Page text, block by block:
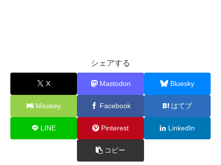
シェアする
X Mastodon Bluesky
Misskey Facebook はてブ
LINE Pinterest LinkedIn
コピー